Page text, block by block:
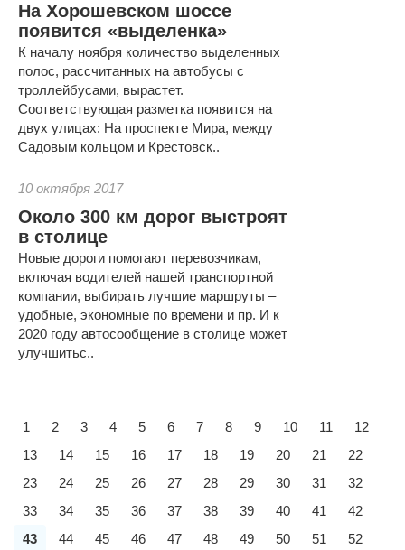
На Хорошевском шоссе
появится «выделенка»
К началу ноября количество выделенных
полос, рассчитанных на автобусы с
троллейбусами, вырастет.
Соответствующая разметка появится на
двух улицах: На проспекте Мира, между
Садовым кольцом и Крестовск..
10 октября 2017
Около 300 км дорог выстроят
в столице
Новые дороги помогают перевозчикам,
включая водителей нашей транспортной
компании, выбирать лучшие маршруты –
удобные, экономные по времени и пр. И к
2020 году автосообщение в столице может
улучшитьс..
1 2 3 4 5 6 7 8 9 10 11
12
13
14 15 16 17 18 19 20 21
22
23
24 25 26 27 28 29 30 31
32
33
34 35 36 37 38 39 40 41
42
43
44 45 46 47 48 49 50 51
52